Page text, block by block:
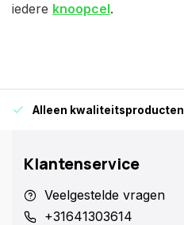
iedere knoopcel.
Alleen kwaliteitsproducten
Klantenservice
Veelgestelde vragen
+31641303614